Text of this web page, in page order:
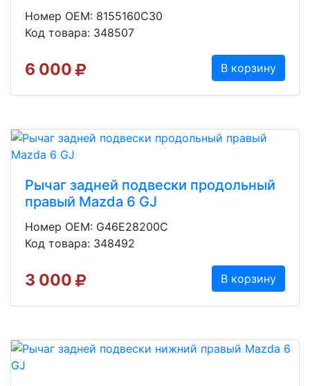
Номер OEM: 8155160C30
Код товара: 348507
6 000 В корзину
Рычаг задней подвески продольный
правый Mazda 6 GJ
Номер OEM: G46E28200C
Код товара: 348492
3 000 В корзину